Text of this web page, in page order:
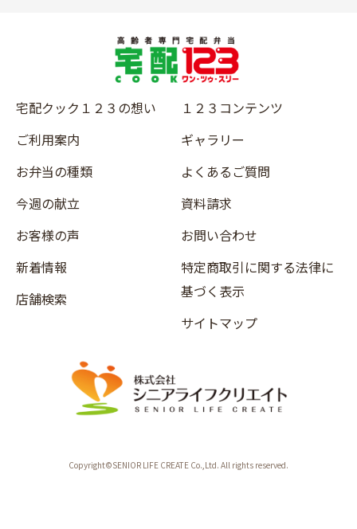
宅配クック１２３の想い
ご利用案内
お弁当の種類
今週の献立
お客様の声
新着情報
店舗検索
１２３コンテンツ
ギャラリー
よくあるご質問
資料請求
お問い合わせ
特定商取引に関する法律に
基づく表示
サイトマップ
Copyright©SENIOR LIFE CREATE Co.,Ltd. All rights reserved.